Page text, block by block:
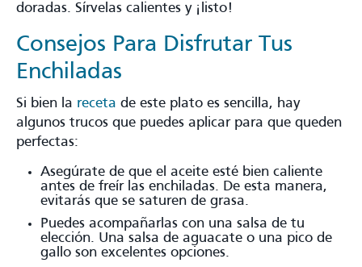
doradas. Sírvelas calientes y ¡listo!
Consejos Para Disfrutar Tus
Enchiladas
Si bien la receta de este plato es sencilla, hay
algunos trucos que puedes aplicar para que queden
perfectas:
Asegúrate de que el aceite esté bien caliente
antes de freír las enchiladas. De esta manera,
evitarás que se saturen de grasa.
Puedes acompañarlas con una salsa de tu
elección. Una salsa de aguacate o una pico de
gallo son excelentes opciones.